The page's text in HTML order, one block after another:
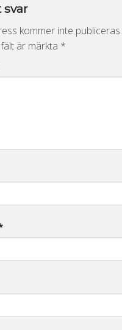
svar
kommer inte publiceras.
är märkta *